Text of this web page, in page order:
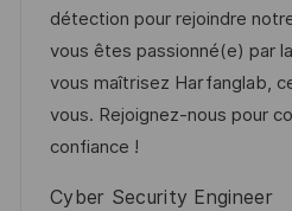
d
D
a
t
e
g
o
r
y
détection pour rejoindre
vous êtes passionné(e) par
vous maîtrisez Harfanglab,
vous. Rejoignez-nous pour
confiance !
Cyber Security Engineer